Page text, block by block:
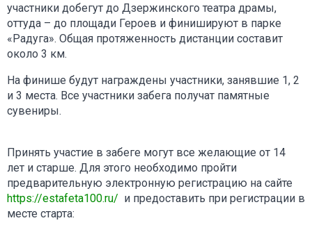
участники добегут до Дзержинского театра драмы,
оттуда – до площади Героев и финишируют в парке
«Радуга». Общая протяженность дистанции составит
около 3 км.
На финише будут награждены участники, занявшие 1, 2
и 3 места. Все участники забега получат памятные
сувениры.
Принять участие в забеге могут все желающие от 14
лет и старше. Для этого необходимо пройти
предварительную электронную регистрацию на сайте
https://estafeta100.ru/ и предоставить при регистрации в
месте старта: